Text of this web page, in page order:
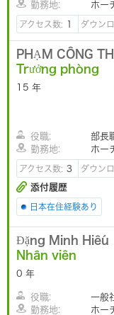
勤務地: ホー
アクセス数: 1 ダウン
PHẠM CÔNG
Trưởng phòng
15 年
役職:
部長
勤務地:
ホー
アクセス数: 3 ダウン
添付履歴
日本在住経験あり
Đặng Minh Hiếu
Nhân viên
0 年
役職:
一般
勤務地:
ホー